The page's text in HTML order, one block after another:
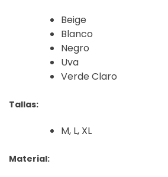
Beige
Blanco
Negro
Uva
Verde Claro
Tallas:
M, L, XL
Material: